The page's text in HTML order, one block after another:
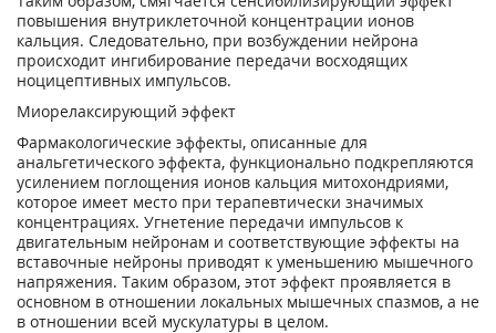
повышения внутриклеточной концентрации ионов
кальция. Следовательно, при возбуждении нейрона
происходит ингибирование передачи восходящих
ноцицептивных импульсов.
Миорелаксирующий эффект
Фармакологические эффекты, описанные для
анальгетического эффекта, функционально подкрепляются
усилением поглощения ионов кальция митохондриями,
которое имеет место при терапевтически значимых
концентрациях. Угнетение передачи импульсов к
двигательным нейронам и соответствующие эффекты на
вставочные нейроны приводят к уменьшению мышечного
напряжения. Таким образом, этот эффект проявляется в
основном в отношении локальных мышечных спазмов, а не
в отношении всей мускулатуры в целом.